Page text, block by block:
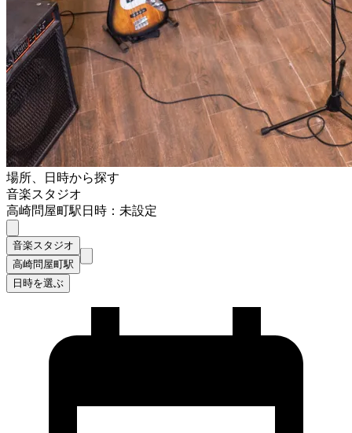
場所、日時から探す
音楽スタジオ
高崎問屋町駅日時：未設定
音楽スタジオ
高崎問屋町駅
日時を選ぶ